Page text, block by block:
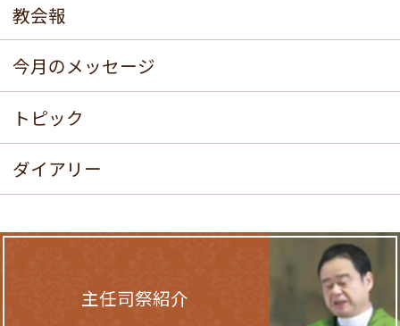
教会報
今月のメッセージ
トピック
ダイアリー
主任司祭紹介